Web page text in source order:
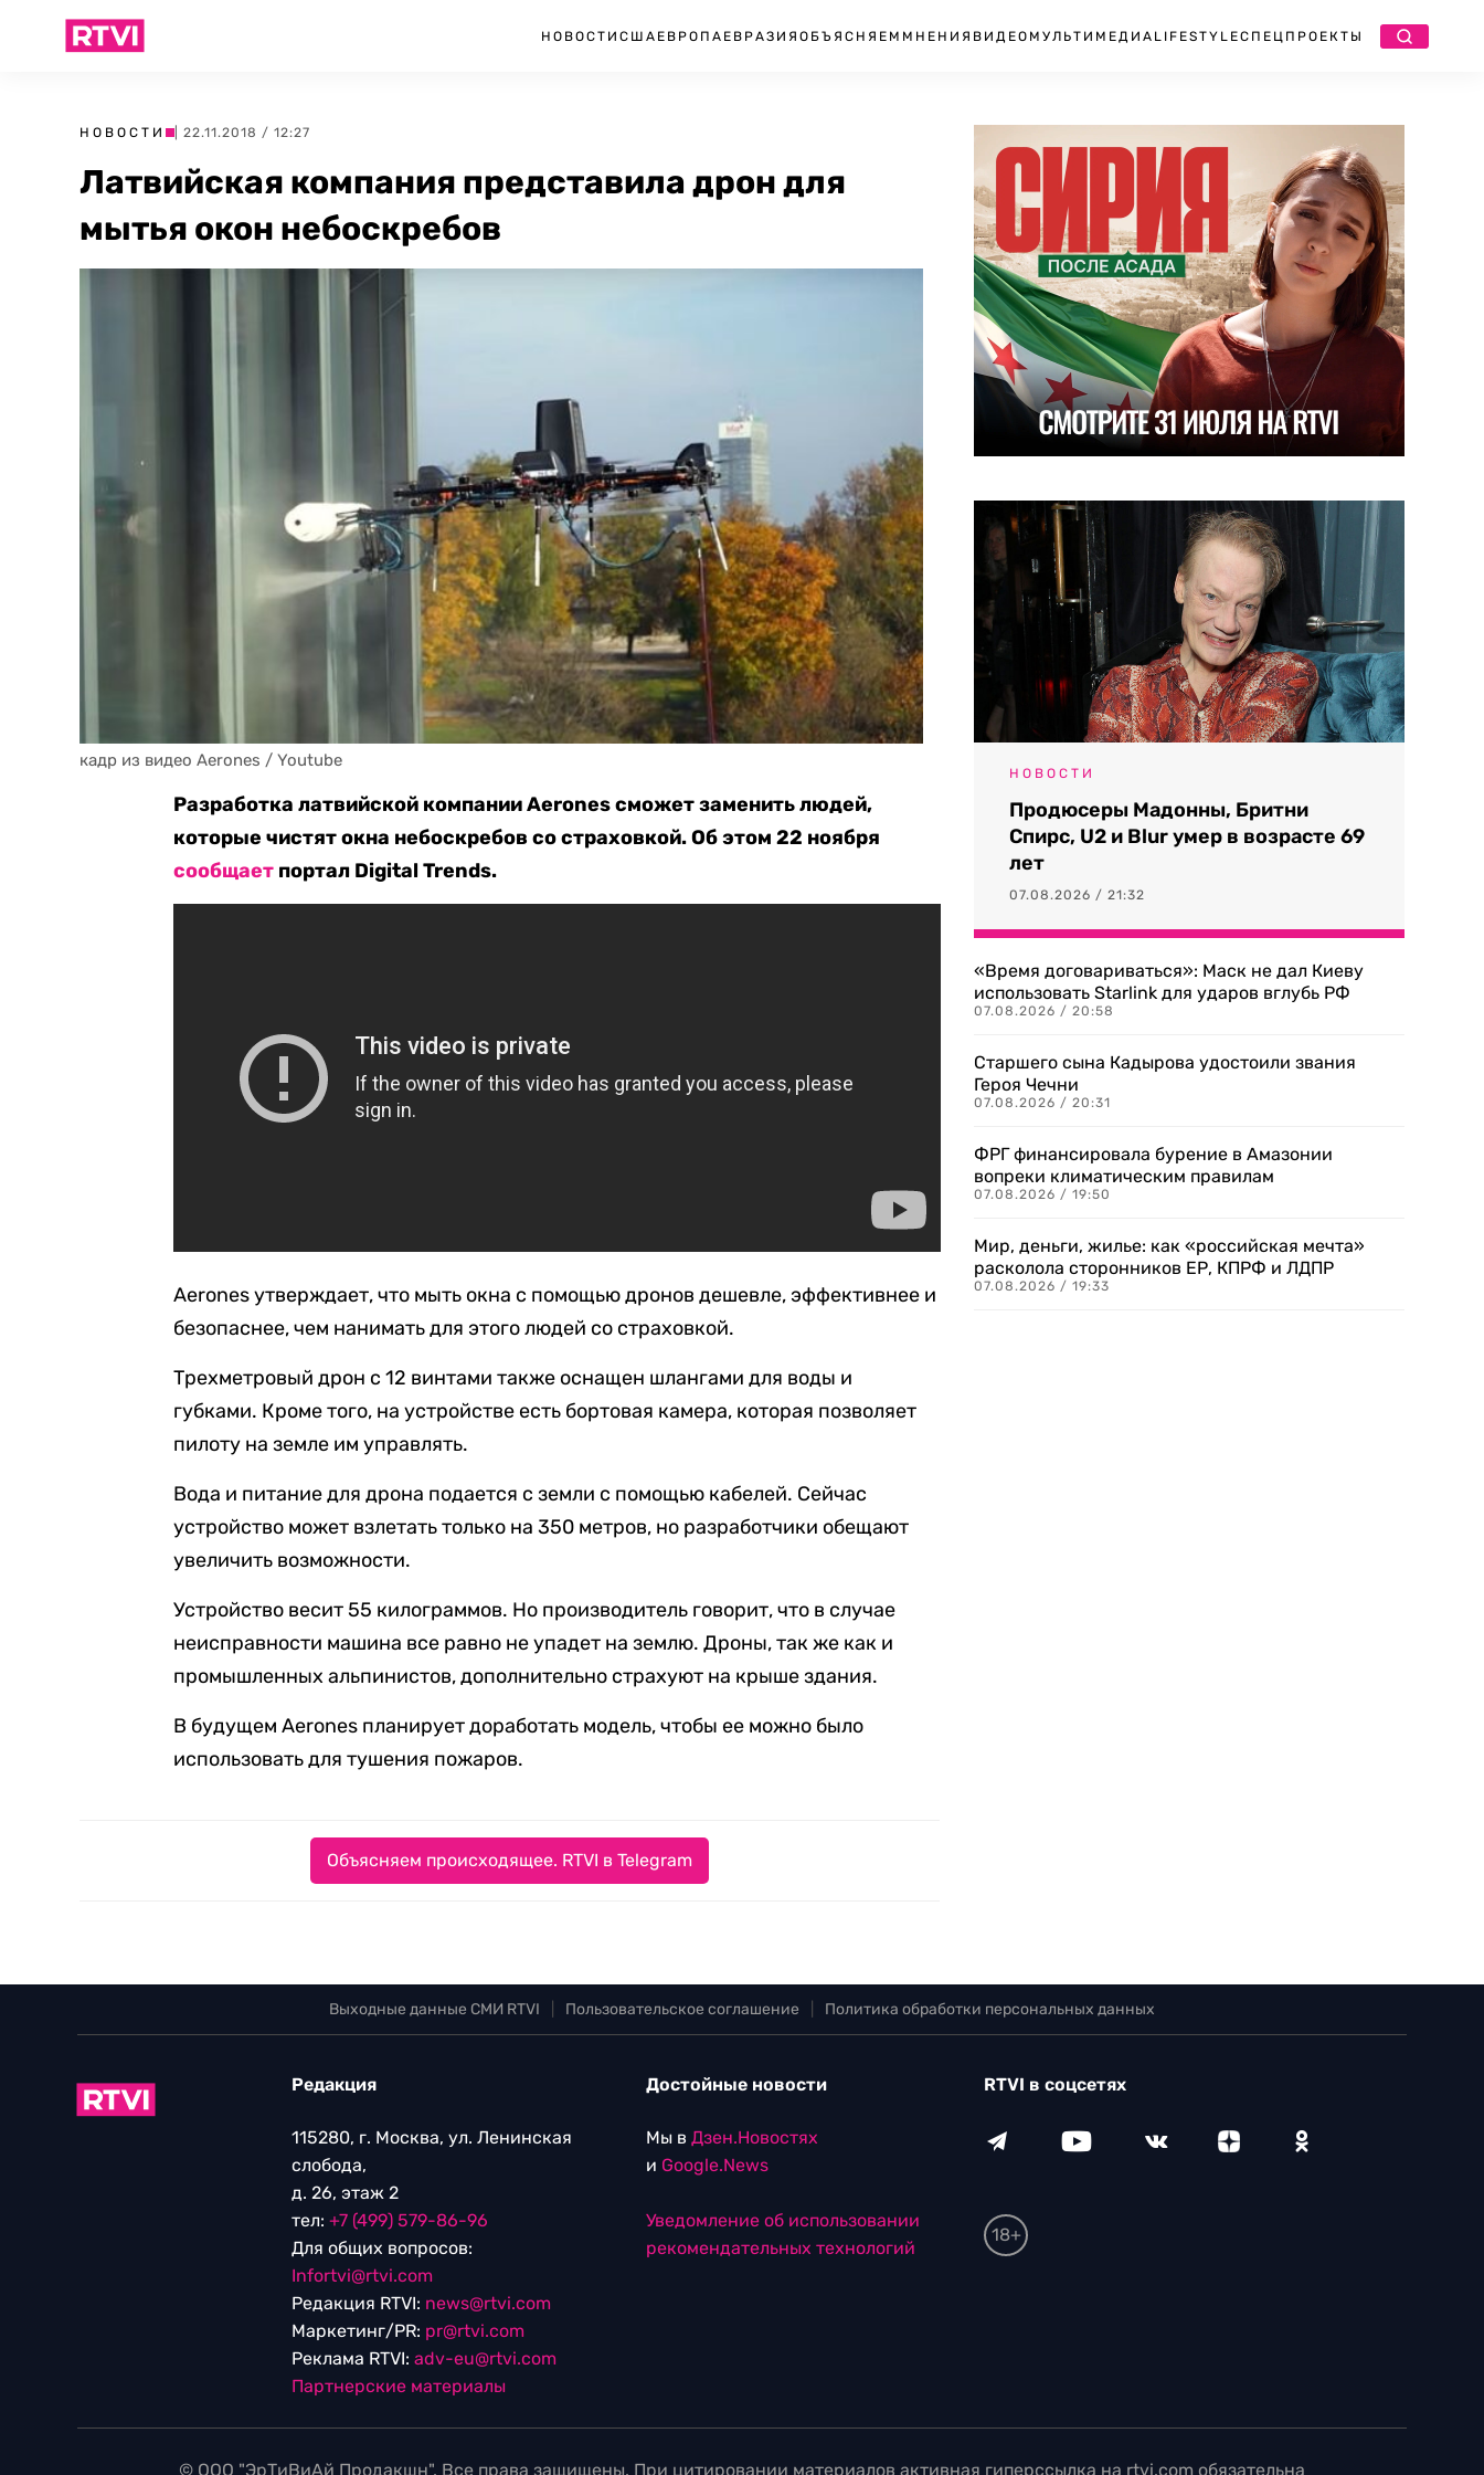
НОВОСТИ США ЕВРОПА ЕВРАЗИЯ ОБЪЯСНЯЕМ МНЕНИЯ ВИДЕО МУЛЬТИМЕДИА LIFESTYLEСПЕЦПРОЕКТЫ
НОВОСТИ | 22.11.2018 / 12:27
Латвийская компания представила дрон для
мытья окон небоскребов
кадр из видео Aerones / Youtube
Разработка латвийской компании Aerones сможет заменить людей,
которые чистят окна небоскребов со страховкой. Об этом 22 ноября
сообщает портал Digital Trends.
Aerones утверждает, что мыть окна с помощью дронов дешевле, эффективнее и
безопаснее, чем нанимать для этого людей со страховкой.
Трехметровый дрон с 12 винтами также оснащен шлангами для воды и
губками. Кроме того, на устройстве есть бортовая камера, которая позволяет
пилоту на земле им управлять.
Вода и питание для дрона подается с земли с помощью кабелей. Сейчас
устройство может взлетать только на 350 метров, но разработчики обещают
увеличить возможности.
Устройство весит 55 килограммов. Но производитель говорит, что в случае
неисправности машина все равно не упадет на землю. Дроны, так же как и
промышленных альпинистов, дополнительно страхуют на крыше здания.
В будущем Aerones планирует доработать модель, чтобы ее можно было
использовать для тушения пожаров.
Объясняем происходящее. RTVI в Telegram
НОВОСТИ
Продюсеры Мадонны, Бритни
Спирс, U2 и Blur умер в возрасте 69
лет
07.08.2026 / 21:32
«Время договариваться»: Маск не дал Киеву
использовать Starlink для ударов вглубь РФ
07.08.2026 / 20:58
Старшего сына Кадырова удостоили звания
Героя Чечни
07.08.2026 / 20:31
ФРГ финансировала бурение в Амазонии
вопреки климатическим правилам
07.08.2026 / 19:50
Мир, деньги, жилье: как «российская мечта»
расколола сторонников ЕР, КПРФ и ЛДПР
07.08.2026 / 19:33
Выходные данные СМИ RTVI Пользовательское соглашение Политика обработки персональных данных
Редакция
115280, г. Москва, ул. Ленинская
слобода,
д. 26, этаж 2
тел: +7 (499) 579-86-96
Для общих вопросов:
Infortvi@rtvi.com
Редакция RTVI: news@rtvi.com
Маркетинг/PR: pr@rtvi.com
Реклама RTVI: adv-eu@rtvi.com
Партнерские материалы
Достойные новости
Мы в Дзен.Новостях
и Google.News
Уведомление об использовании
рекомендательных технологий
RTVI в соцсетях
18+
© ООО "ЭрТиВиАй Продакшн". Все права защищены. При цитировании материалов активная гиперссылка на rtvi.com обязательна